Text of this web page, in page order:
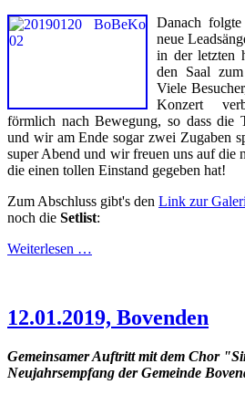
Danach
neue
in der letzten
den Saal
Viele
Konzert
förmlich nach Bewegung, so dass die
und wir am Ende sogar zwei Zugaben
super Abend und wir freuen uns auf die
die einen tollen Einstand gegeben hat!
Zum Abschluss gibt's den Link zur
noch die Setlist:
Weiterlesen …
12.01.2019, Bovenden
Gemeinsamer Auftritt mit dem Chor
Neujahrsempfang der Gemeinde